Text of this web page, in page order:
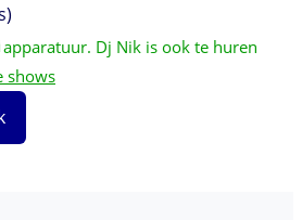
Dj Nik is ook te huren
shows